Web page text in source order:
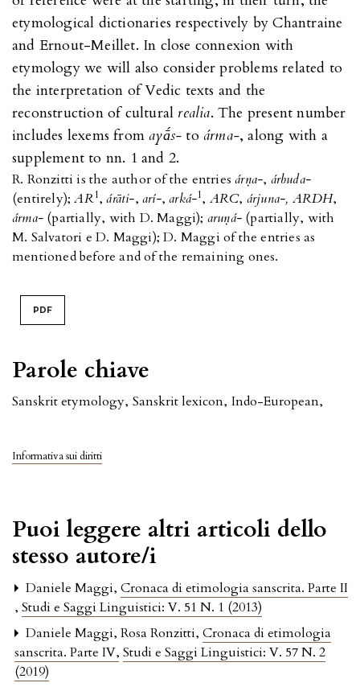
Parole chiave
Sanskrit etymology, Sanskrit lexicon, Indo-European,
Informativa sui diritti
etymological dictionaries respectively by Chantraine
and Ernout-Meillet. In close connexion with
etymology we will also consider problems related to
the interpretation of Vedic texts and the
reconstruction of cultural realia. The present number
includes lexems from ayā́s- to árma-, along with a
supplement to nn. 1 and 2.
R. Ronzitti is the author of the entriesárṇa-, árbuda-
(entirely);AR1,árāti-,arí-,arká-1, ARC, árjuna-, ARDH,
árma- (partially, with D. Maggi); aruṇá- (partially, with
M. Salvatori e D. Maggi); D. Maggi of the entries as
mentioned before and of the remaining ones.
PDF
Puoi leggere altri articoli dello
stesso autore/i
Daniele Maggi, Cronaca di etimologia sanscrita. Parte II
, Studi e Saggi Linguistici: V. 51 N. 1 (2013)
Daniele Maggi, Rosa Ronzitti, Cronaca di etimologia
sanscrita. Parte IV, Studi e Saggi Linguistici: V. 57 N. 2
(2019)